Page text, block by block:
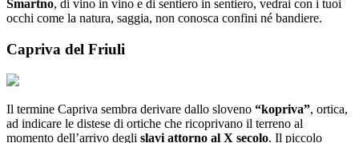
Šmartno, di vino in vino e di sentiero in sentiero, vedrai con i tuoi
occhi come la natura, saggia, non conosca confini né bandiere.
Capriva del Friuli
Il termine Capriva sembra derivare dallo sloveno “kopriva”, ortica,
ad indicare le distese di ortiche che ricoprivano il terreno al
momento dell’arrivo degli slavi attorno al X secolo. Il piccolo